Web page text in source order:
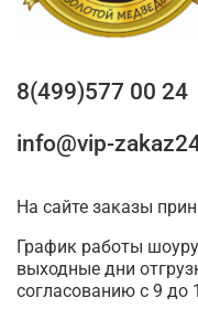
8(499)577 00 24
info@vip-
На сайте заказы
График работы
выходные дни
согласованию с 9 до